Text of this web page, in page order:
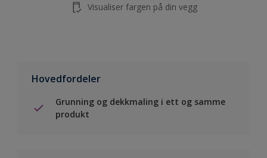
Visualiser fargen på din vegg
Hovedfordeler
Grunning og dekkmaling i ett og samme
produkt